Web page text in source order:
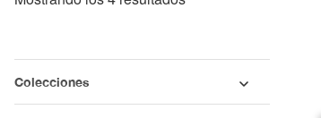
Colecciones